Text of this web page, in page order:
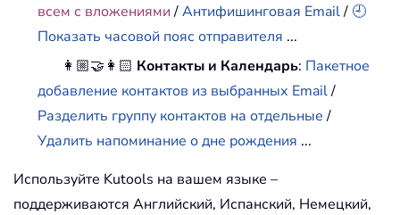
всем с вложениями /Антифишинговая Email/ 🕘
Показать часовой пояс отправителя ...
👩🏼‍🤝‍👩🏻 Контакты и Календарь: Пакетное
добавление контактов из выбранных Email/
Разделить группу контактов на отдельные/
Удалить напоминание о дне рождения ...
Используйте Kutools на вашем языке –
поддерживаются Английский, Испанский, Немецкий,